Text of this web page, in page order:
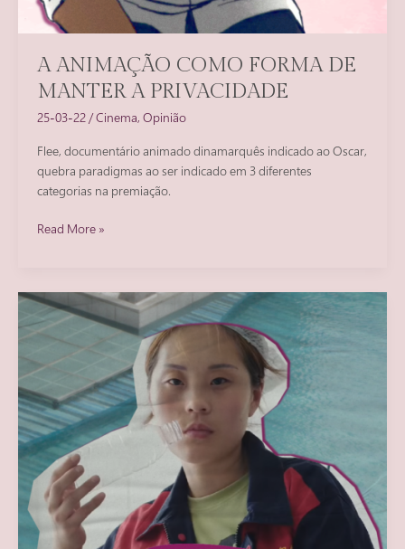
A ANIMAÇÃO COMO FORMA DE
MANTER A PRIVACIDADE
25-03-22/Cinema, Opinião
Flee, documentário animado dinamarquês indicado ao Oscar,
quebra paradigmas ao ser indicado em 3 diferentes
categorias na premiação.
A
de
manter
privacidade
Read More »